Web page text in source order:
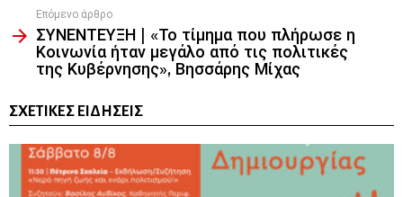
Επόμενο άρθρο
ΣΥΝΕΝΤΕΥΞΗ | «Το τίμημα που πλήρωσε η
Κοινωνία ήταν μεγάλο από τις πολιτικές
της Κυβέρνησης», Βησσάρης Μίχας
ΣΧΕΤΙΚΈΣ ΕΙΔΉΣΕΙΣ